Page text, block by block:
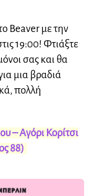
Beaver με την
19:00! Φτιάξτε
σας και θα
μια βραδιά
πολλή
– Αγόρι Κορίτσι
88)